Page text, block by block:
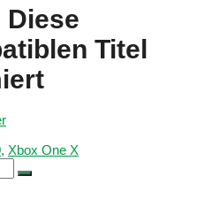
Diese
Titel
, Xbox One X